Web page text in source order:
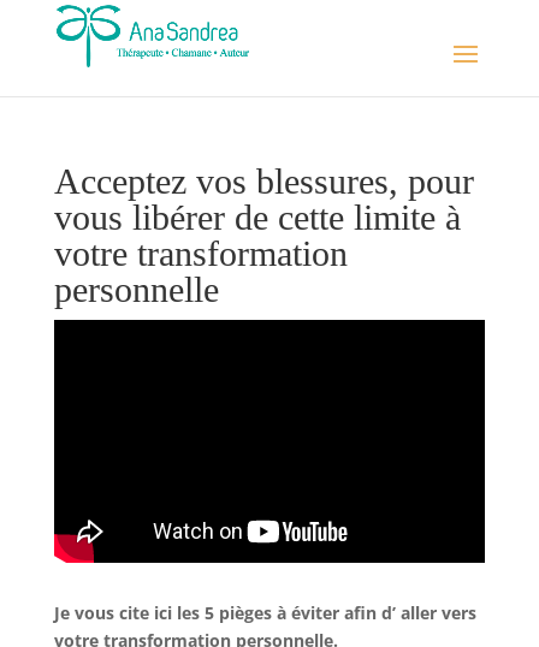
Acceptez vos blessures, pour
vous libérer de cette limite à
votre transformation
personnelle
Je vous cite ici les 5 pièges à éviter afin d’ aller vers
votre transformation personnelle.